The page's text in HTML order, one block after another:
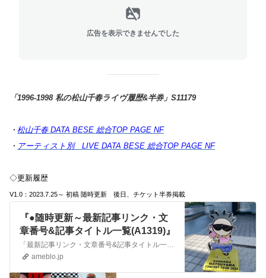
広告を表示できませんでした
「1996-1998私の松山千春ライヴ履歴&半券」S11179
・ 松山千春 DATA BESE 総合TOP PAGE NF
・ アーティスト別 LIVE DATA BESE 総合TOP PAGE NF
◇更新履歴
V1.0：2023 .7 .25～ 初稿 随時更新 後日、チケット半券掲載
『●随時更新～最新記事リンク・文
章番号&記事タイトル一覧(A1319)』
「最新記事リンク・文章番号&記事タイトル一覧」S11319 ・松山千春 DATA BESE 総合TOP PAGE NF ・アーティスト別 LIVE DAT…
ameblo.jp